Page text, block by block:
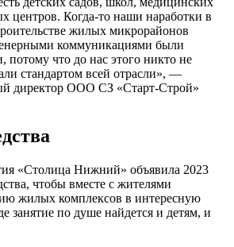
центров. Когда-то наши наработки в
жилых микрорайонов
коммуникациями были
потому что до нас этого никто не
стандартом всей отрасли», —
директор ООО СЗ «Старт-Строй»
«Столица Нижний» объявила 2023
чтобы вместе с жителями
жилых комплексов в интересную
занятие по душе найдется и детям, и